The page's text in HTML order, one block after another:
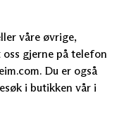
våre øvrige,
gjerne på telefon
Du er også
i butikken vår i